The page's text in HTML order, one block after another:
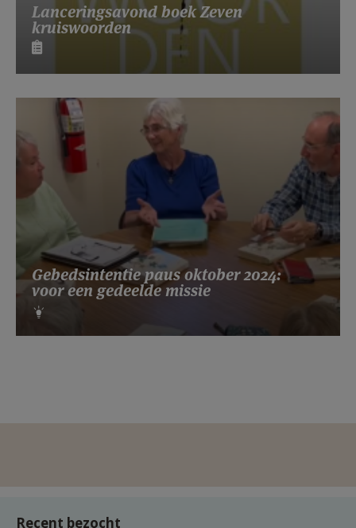
Lanceringsavond boek Zeven
kruiswoorden
Gebedsintentie paus oktober 2024:
voor een gedeelde missie
Recent bezocht